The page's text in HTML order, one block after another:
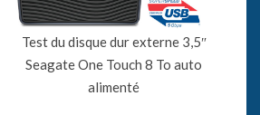
Test du disque dur externe 3,5″
Seagate One Touch 8 To auto
alimenté